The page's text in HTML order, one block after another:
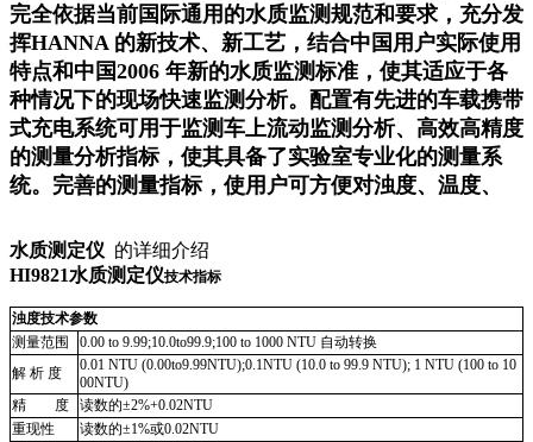
完全依据当前国际通用的水质监测规范和要求，充分发
挥HANNA 的新技术、新工艺，结合中国用户实际使用
特点和中国2006 年新的水质监测标准，使其适应于各
种情况下的现场快速监测分析。配置有先进的车载携带
式充电系统可用于监测车上流动监测分析、高效高精度
的测量分析指标，使其具备了实验室专业化的测量系
统。完善的测量指标，使用户可方便对浊度、温度、
水质测定仪 的详细介绍
HI9821水质测定仪技术指标
浊度技术参数
测量范围
0.00 to 9.99;10.0to99.9;100 to 1000 NTU 自动转换
解 析 度
0.01 NTU (0.00to9.99NTU);0.1NTU (10.0 to 99.9 NTU); 1 NTU (100 to 10
00NTU)
精 度
读数的±2%+0.02NTU
重现性
读数的±1%或0.02NTU